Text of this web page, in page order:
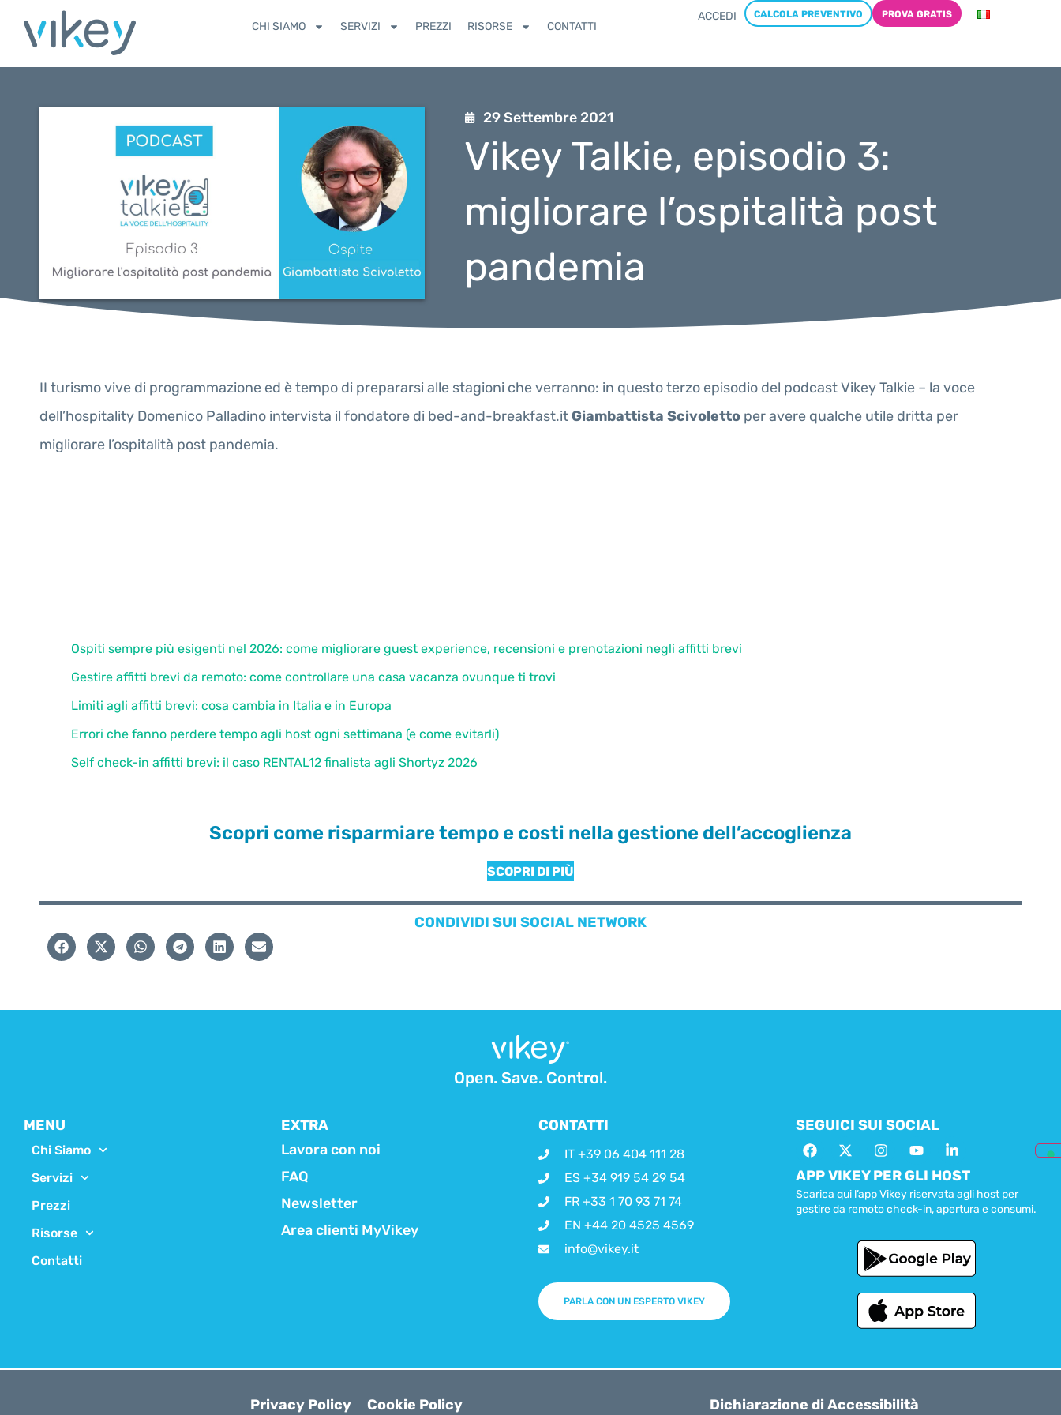
CHI SIAMO SERVIZI PREZZI RISORSE CONTATTI
ACCEDI CALCOLA PREVENTIVO PROVA GRATIS
29 Settembre 2021
Vikey Talkie, episodio 3:
migliorare l’ospitalità post
pandemia
II turismo vive di programmazione ed è tempo di prepararsi alle stagioni che verranno: in questo terzo episodio del podcast Vikey Talkie – la voce
dell’hospitality Domenico Palladino intervista il fondatore di bed-and-breakfast.itGiambattista Scivoletto per avere qualche utile dritta per
migliorare l’ospitalità post pandemia.
Ospiti sempre più esigenti nel 2026: come migliorare guest experience, recensioni e prenotazioni negli affitti brevi
Gestire affitti brevi da remoto: come controllare una casa vacanza ovunque ti trovi
Limiti agli affitti brevi: cosa cambia in Italia e in Europa
Errori che fanno perdere tempo agli host ogni settimana (e come evitarli)
Self check-in affitti brevi: il caso RENTAL12 finalista agli Shortyz 2026
Scopri come risparmiare tempo e costi nella gestione dell’accoglienza
SCOPRI DI PIÙ
CONDIVIDI SUI SOCIAL NETWORK
Open. Save. Control.
MENU
Chi Siamo
Servizi
Prezzi
Risorse
Contatti
EXTRA
Lavora con noi
FAQ
Newsletter
Area clienti MyVikey
CONTATTI
IT +39 06 404 111 28
ES +34 919 54 29 54
FR +33 1 70 93 71 74
EN +44 20 4525 4569
info@vikey.it
PARLA CON UN ESPERTO VIKEY
SEGUICI SUI SOCIAL
APP VIKEY PER GLI HOST
Scarica qui l’app Vikey riservata agli host per
gestire da remoto check-in, apertura e consumi.
Privacy Policy Cookie Policy Dichiarazione di Accessibilità